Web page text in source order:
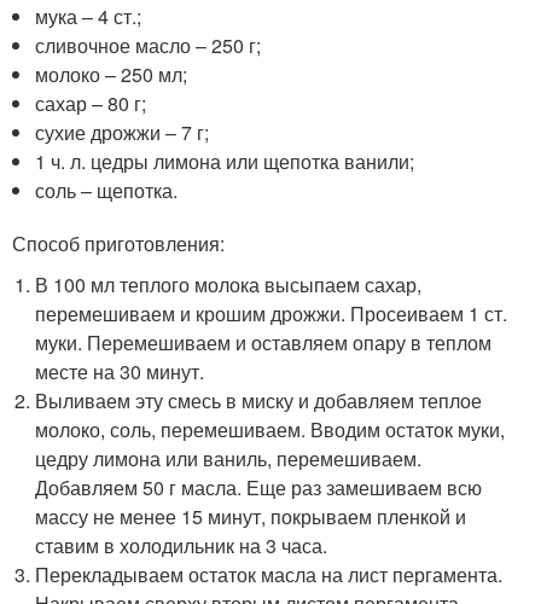
мука – 4 ст.;
сливочное масло – 250 г;
молоко – 250 мл;
сахар – 80 г;
сухие дрожжи – 7 г;
1 ч. л. цедры лимона или щепотка ванили;
соль – щепотка.
Способ приготовления:
В 100 мл теплого молока высыпаем сахар,
перемешиваем и крошим дрожжи. Просеиваем 1 ст.
муки. Перемешиваем и оставляем опару в теплом
месте на 30 минут.
Выливаем эту смесь в миску и добавляем теплое
молоко, соль, перемешиваем. Вводим остаток муки,
цедру лимона или ваниль, перемешиваем.
Добавляем 50 г масла. Еще раз замешиваем всю
массу не менее 15 минут, покрываем пленкой и
ставим в холодильник на 3 часа.
Перекладываем остаток масла на лист пергамента.